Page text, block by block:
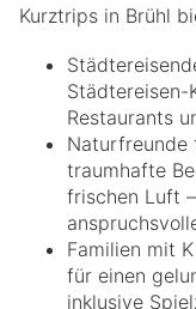
Kurztrips in Brühl
Städtereisen-
Restaurants
Naturfreunde
traumhafte
frischen Luft
Familien mit
für einen
inklusive